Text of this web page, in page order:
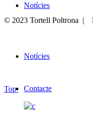
Notícies
Contacte
Notícies
© 2023 Tortell Poltrona |
Top